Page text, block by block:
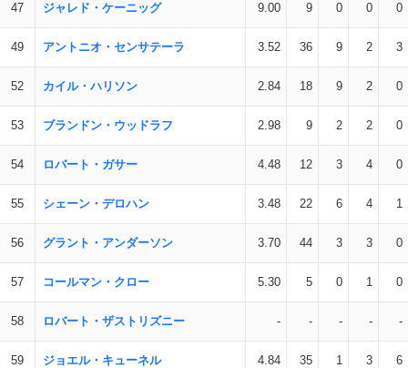
47 ジャレド・ケーニッグ 9.00 9 0 0 0
49 アントニオ・センサテーラ 3.52 36 9 2 3
52 カイル・ハリソン 2.84 18 9 2 0
53 ブランドン・ウッドラフ 2.98 9 2 2 0
54 ロバート・ガサー 4.48 12 3 4 0
55 シェーン・デロハン 3.48 22 6 4 1
56 グラント・アンダーソン 3.70 44 3 3 0
57 コールマン・クロー 5.30 5 0 1 0
58 ロバート・ザストリズニー - - - - -
59 ジョエル・キューネル 4.84 35 1 3 6